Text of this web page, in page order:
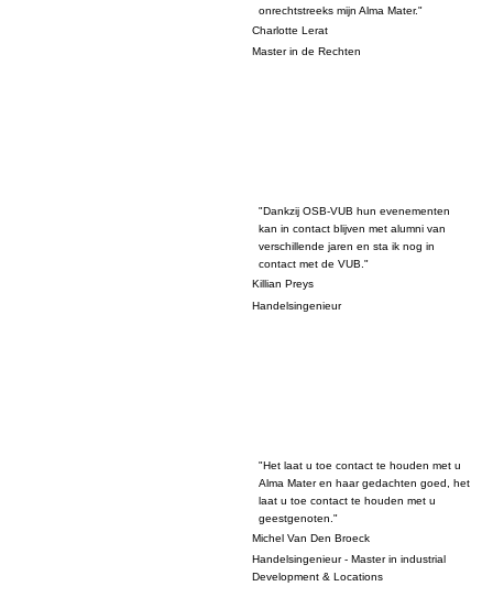
onrechtstreeks mijn Alma Mater."
Charlotte Lerat
Master in de Rechten
"Dankzij OSB-VUB hun evenementen
kan in contact blijven met alumni van
verschillende jaren en sta ik nog in
contact met de VUB."
Killian Preys
Handelsingenieur
"Het laat u toe contact te houden met u
Alma Mater en haar gedachten goed, het
laat u toe contact te houden met u
geestgenoten."
Michel Van Den Broeck
Handelsingenieur - Master in industrial
Development & Locations